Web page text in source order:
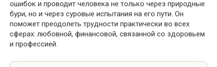
ошибок и проводит человека не только через природные
бури, но и через суровые испытания на его пути. Он
поможет преодолеть трудности практически во всех
сферах: любовной, финансовой, связанной со здоровьем
и профессией.